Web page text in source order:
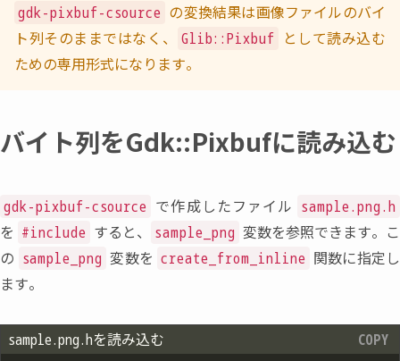
gdk-pixbuf-csource の変換結果は画像ファイルのバイ
ト列そのままではなく 、 Glib::Pixbuf として読み込む
ための専用形式になります。
バイト列をGdk::Pixbufに読み込む
gdk-pixbuf-csource で作成したファイル sample.png.h
を #include すると、 sample_png 変数を参照できます。こ
の sample_png 変数を create_from_inline 関数に指定し
ます。
sample.png.hを読み込む